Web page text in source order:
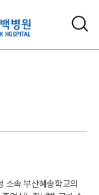
소속 부산혜송학교의